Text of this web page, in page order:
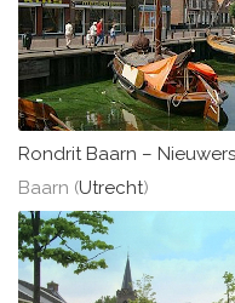
Rondrit Baarn –
Baarn (Utrecht)